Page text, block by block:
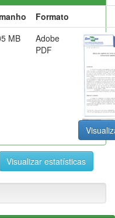
Formato
MB
Adobe
PDF
Visualizar estatísticas